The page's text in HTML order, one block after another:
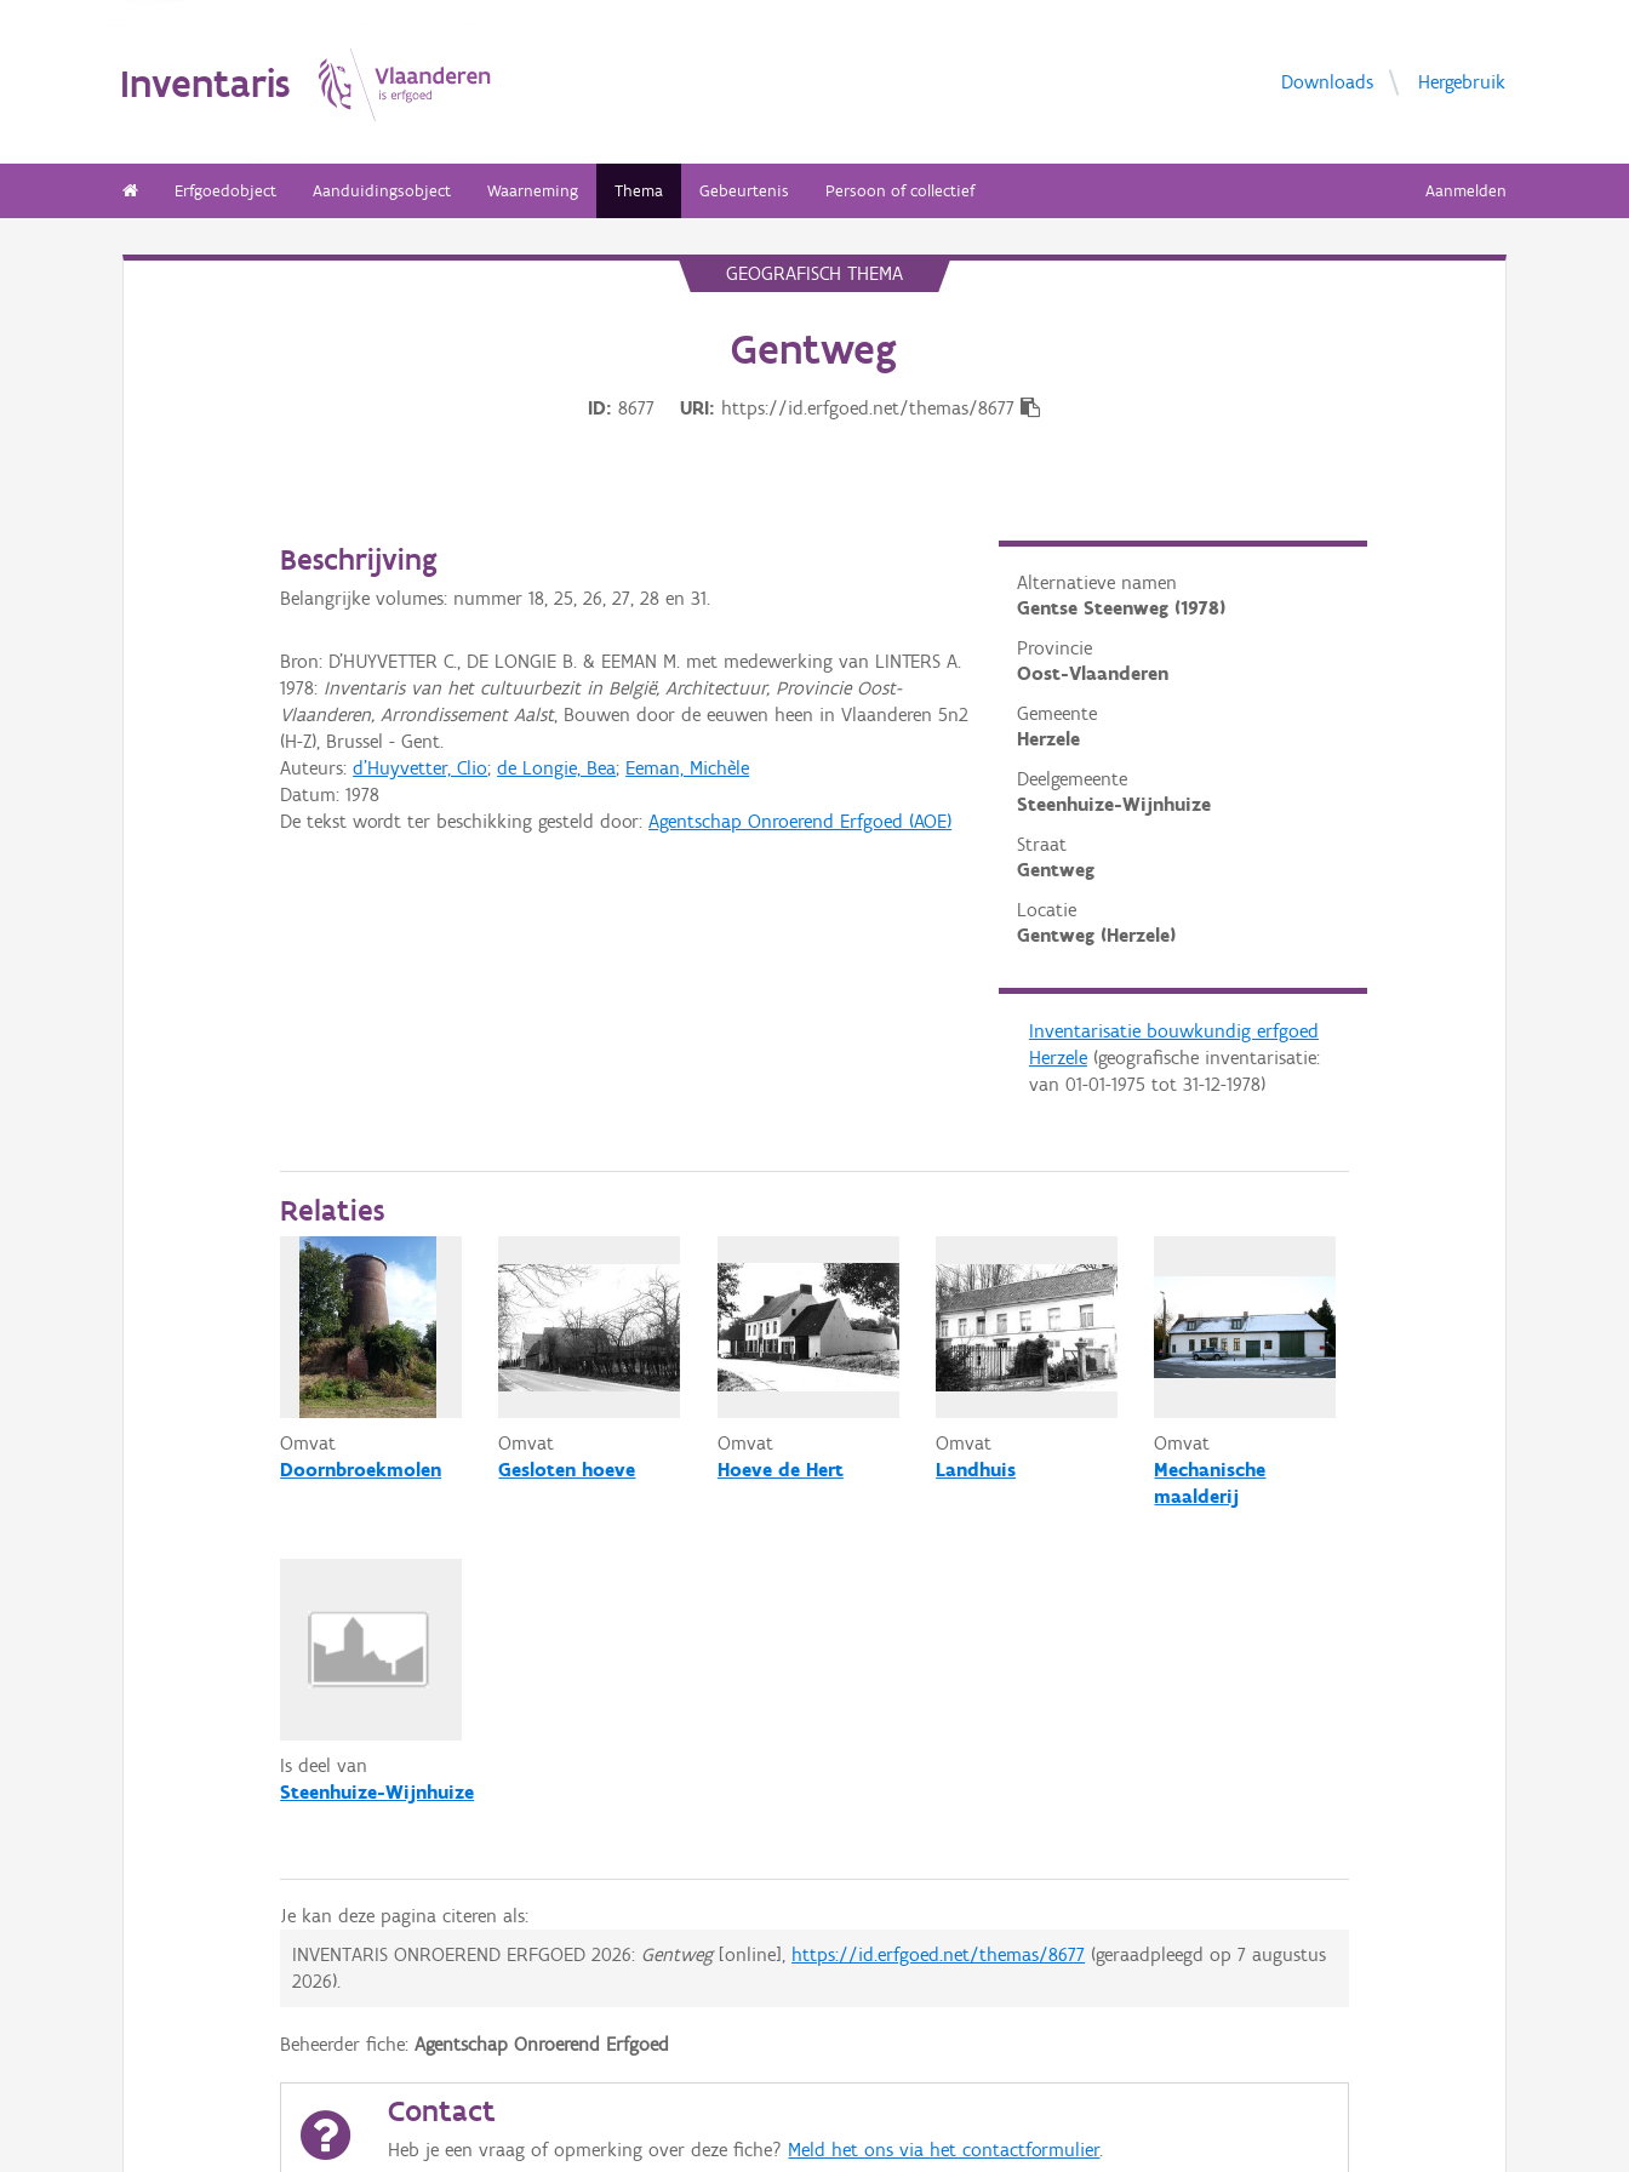
Inventaris Downloads Hergebruik
Erfgoedobject Aanduidingsobject Waarneming Thema Gebeurtenis Persoon of collectief Aanmelden
GEOGRAFISCH THEMA
Gentweg
ID 8677 URI https://id.erfgoed.net/themas/8677
Alternatieve namen
Gentse Steenweg (1978)
Provincie
Oost-Vlaanderen
Gemeente
Herzele
Deelgemeente
Steenhuize-Wijnhuize
Straat
Gentweg
Locatie
Gentweg (Herzele)
Inventarisatie bouwkundig erfgoed
Herzele(geografische inventarisatie:
van 01-01-1975 tot 31-12-1978)
Beschrijving
Belangrijke volumes: nummer 18, 25, 26, 27, 28 en 31.
Bron: D'HUYVETTER C., DE LONGIE B. & EEMAN M. met medewerking van LINTERS A.
1978: Inventaris van het cultuurbezit in België, Architectuur, Provincie Oost-
Vlaanderen, Arrondissement Aalst, Bouwen door de eeuwen heen in Vlaanderen 5n2
(H-Z), Brussel - Gent.
Auteurs:d'Huyvetter, Clio;de Longie, Bea; Eeman, Michèle
Datum:1978
De tekst wordt ter beschikking gesteld door:Agentschap Onroerend Erfgoed (AOE)
Relaties
Omvat
Doornbroekmolen
Omvat
Gesloten hoeve
Omvat
Hoeve de Hert
Omvat
Landhuis
Omvat
Mechanische
maalderij
Is deel van
Steenhuize-Wijnhuize
Je kan deze pagina citeren als:
INVENTARIS ONROEREND ERFGOED 2026: Gentweg[online], https://id.erfgoed.net/themas/8677 (geraadpleegd op7 augustus
2026).
Beheerder fiche:Agentschap Onroerend Erfgoed
Contact
Heb je een vraag of opmerking over deze fiche? Meld het ons via het contactformulier.